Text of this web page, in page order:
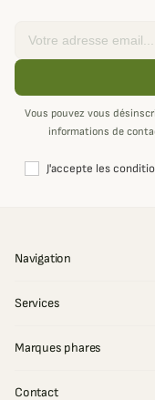
Vous pouvez vous
informations de
J'accepte les
Navigation
Services
Marques phares
Contact